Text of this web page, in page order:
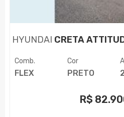
HYUNDAI CRETA
Comb.
FLEX
Cor
PRETO
R$